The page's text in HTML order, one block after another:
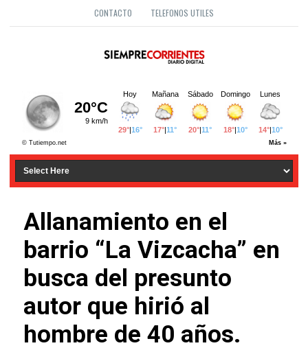
CONTACTO TELEFONOS UTILES
Allanamiento en el
barrio “La Vizcacha” en
busca del presunto
autor que hirió al
hombre de 40 años.